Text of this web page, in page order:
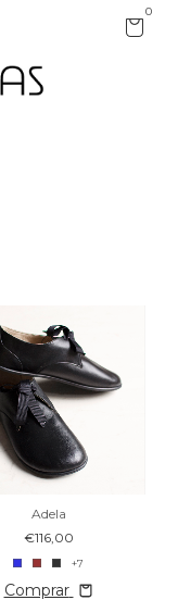
0
Adela
€116,00
+7
Comprar